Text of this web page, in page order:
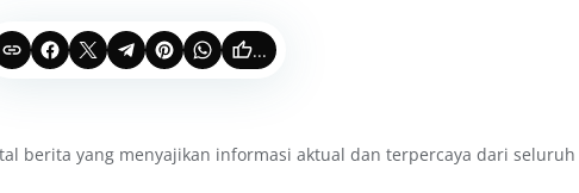
...
berita yang menyajikan informasi aktual dan terpercaya dari seluruh